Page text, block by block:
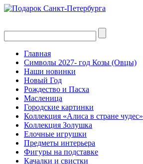
Главная
Символы 2027- год Козы (Овцы)
Наши новинки
Новый Год
Рождество и Пасха
Масленица
Городские картинки
Коллекция «Алиса в стране чудес»
Коллекция Золушка
Елочные игрушки
Предметы интерьера
Фигуры на подставке
Качалки и свистки